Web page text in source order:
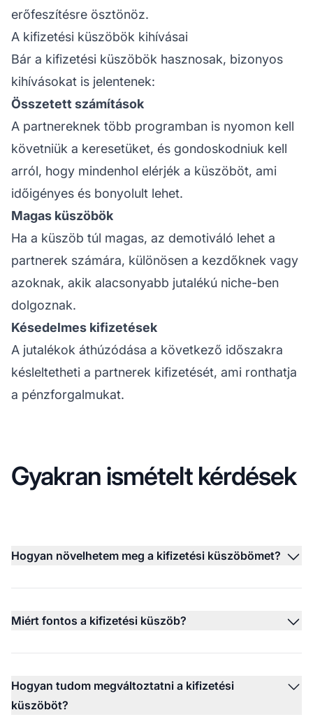
erőfeszítésre ösztönöz.
A kifizetési küszöbök kihívásai
Bár a kifizetési küszöbök hasznosak, bizonyos
kihívásokat is jelentenek:
Összetett számítások
A partnereknek több programban is nyomon kell
követniük a keresetüket, és gondoskodniuk kell
arról, hogy mindenhol elérjék a küszöböt, ami
időigényes és bonyolult lehet.
Magas küszöbök
Ha a küszöb túl magas, az demotiváló lehet a
partnerek számára, különösen a kezdőknek vagy
azoknak, akik alacsonyabb jutalékú niche-ben
dolgoznak.
Késedelmes kifizetések
A jutalékok áthúzódása a következő időszakra
késleltetheti a partnerek kifizetését, ami ronthatja
a pénzforgalmukat.
Gyakran ismételt kérdések
Hogyan növelhetem meg a kifizetési küszöbömet?
Miért fontos a kifizetési küszöb?
Hogyan tudom megváltoztatni a kifizetési
küszöböt?